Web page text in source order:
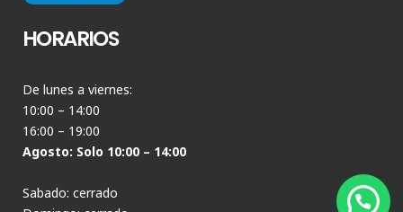
HORARIOS
De lunes a viernes:
10:00 – 14:00
16:00 – 19:00
Agosto: Solo 10:00 – 14:00
Sabado: cerrado